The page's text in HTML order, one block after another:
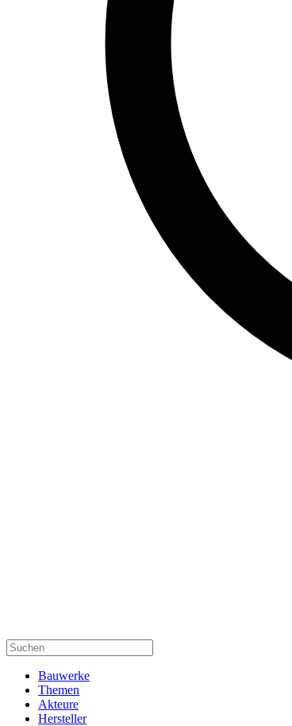
Bauwerke
Themen
Akteure
Hersteller